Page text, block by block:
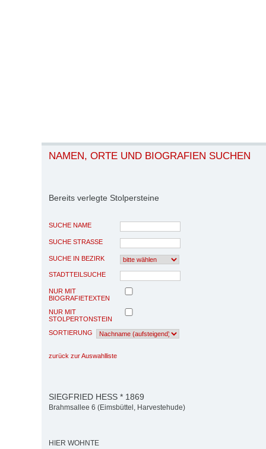
NAMEN, ORTE UND BIOGRAFIEN SUCHEN
Bereits verlegte Stolpersteine
SUCHE NAME
SUCHE STRASSE
SUCHE IN BEZIRK
STADTTEILSUCHE
NUR MIT
BIOGRAFIETEXTEN
NUR MIT
STOLPERTONSTEIN
SORTIERUNG
zurück zur Auswahlliste
SIEGFRIED HESS * 1869
Brahmsallee 6 (Eimsbüttel, Harvestehude)
HIER WOHNTE